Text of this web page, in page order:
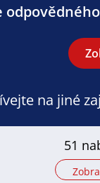
na jiné
51